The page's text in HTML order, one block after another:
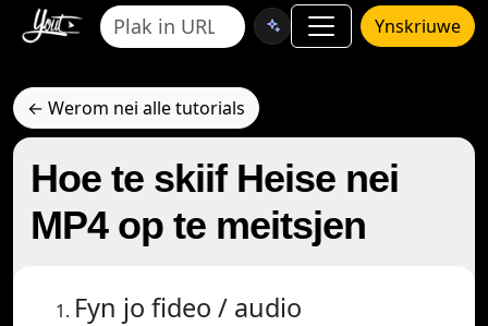
Ynskriuwe
← Werom nei alle tutorials
Hoe te skiif Heise nei
MP4 op te meitsjen
Fyn jo fideo / audio